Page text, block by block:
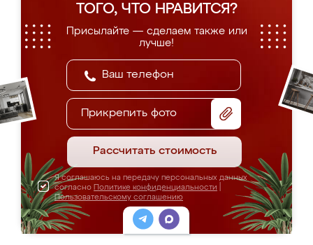
ТОГО, ЧТО НРАВИТСЯ?
Присылайте — сделаем также или
лучше!
Прикрепить фото
Рассчитать стоимость
Я соглашаюсь на передачу персональных данных
согласно Политике конфиденциальности
Пользовательскому соглашению